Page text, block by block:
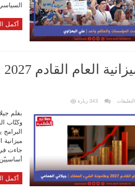
أكمل
التعليقات على
العام
2027
وطاحونة
الشيء
المعتاد
مغلقة
343 زيارة
بقلم
وكتّاب
أكمل